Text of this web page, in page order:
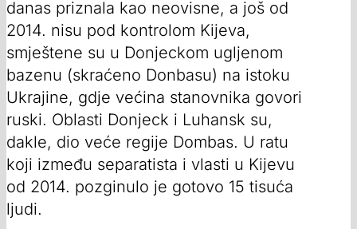
danas priznala kao neovisne, a još od
2014. nisu pod kontrolom Kijeva,
smještene su u Donjeckom ugljenom
bazenu (skraćeno Donbasu) na istoku
Ukrajine, gdje većina stanovnika govori
ruski. Oblasti Donjeck i Luhansk su,
dakle, dio veće regije Dombas. U ratu
koji između separatista i vlasti u Kijevu
od 2014. pozginulo je gotovo 15 tisuća
ljudi.